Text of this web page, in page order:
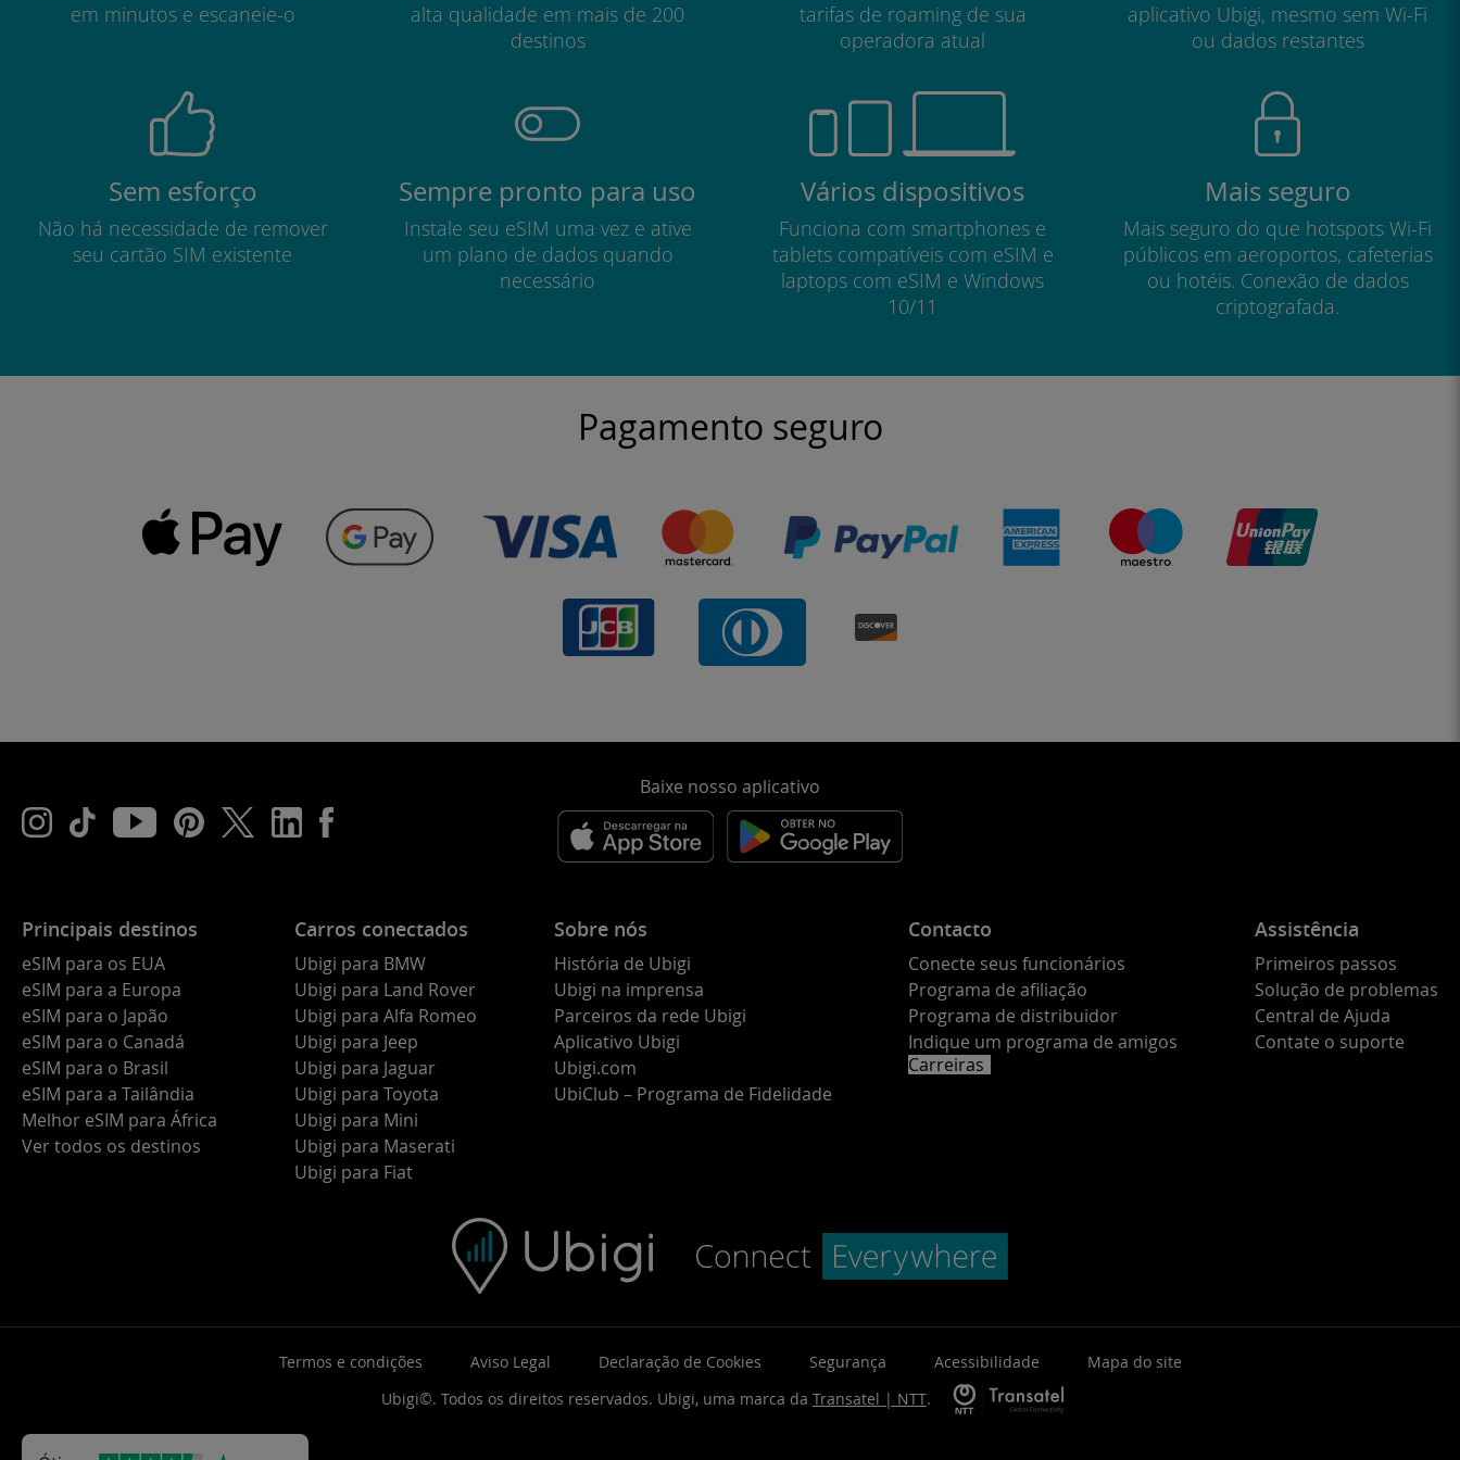
em minutos e escaneie-o
alta qualidade em mais de 200
destinos
tarifas de roaming de sua
operadora atual
aplicativo Ubigi, mesmo sem Wi-Fi
ou dados restantes
Sem esforço
Não há necessidade de remover
seu cartão SIM existente
Sempre pronto para uso
Instale seu eSIM uma vez e ative
um plano de dados quando
necessário
Vários dispositivos
Funciona com smartphones e
tablets compatíveis com eSIM e
laptops com eSIM e Windows
10/11
Mais seguro
Mais seguro do que hotspots Wi-Fi
públicos em aeroportos, cafeterias
ou hotéis. Conexão de dados
criptografada.
Pagamento seguro
Baixe nosso aplicativo
Principais destinos
eSIM para os EUA
eSIM para a Europa
eSIM para o Japão
eSIM para o Canadá
eSIM para o Brasil
eSIM para a Tailândia
Melhor eSIM para África
Ver todos os destinos
Carros conectados
Ubigi para BMW
Ubigi para Land Rover
Ubigi para Alfa Romeo
Ubigi para Jeep
Ubigi para Jaguar
Ubigi para Toyota
Ubigi para Mini
Ubigi para Maserati
Ubigi para Fiat
Sobre nós
História de Ubigi
Ubigi na imprensa
Parceiros da rede Ubigi
Aplicativo Ubigi
Ubigi.com
UbiClub – Programa de Fidelidade
Contacto
Conecte seus funcionários
Programa de afiliação
Programa de distribuidor
Indique um programa de amigos
Carreiras
Assistência
Primeiros passos
Solução de problemas
Central de Ajuda
Contate o suporte
Termos e condições Aviso Legal Declaração de Cookies Segurança Acessibilidade
Mapa do site
Ubigi©. Todos os direitos reservados. Ubigi, uma marca da Transatel | NTT.